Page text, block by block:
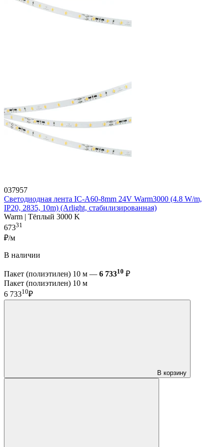
037957
Светодиодная лента IC-A60-8mm 24V Warm3000 (4.8 W/m,
IP20, 2835, 10m) (Arlight, стабилизированная)
Warm | Тёплый 3000 K
67331
₽/м
В наличии
Пакет (полиэтилен) 10 м — 6 73310 ₽
Пакет (полиэтилен) 10 м
6 73310₽
В корзину